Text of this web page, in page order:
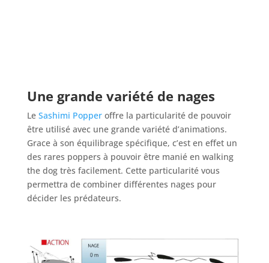
Une grande variété de nages
Le Sashimi Popper offre la particularité de pouvoir
être utilisé avec une grande variété d’animations.
Grace à son équilibrage spécifique, c’est en effet un
des rares poppers à pouvoir être manié en walking
the dog très facilement. Cette particularité vous
permettra de combiner différentes nages pour
décider les prédateurs.